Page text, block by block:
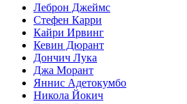
Леброн Джеймс
Стефен Карри
Кайри Ирвинг
Кевин Дюрант
Дончич Лука
Джа Морант
Яннис Адетокумбо
Никола Йокич